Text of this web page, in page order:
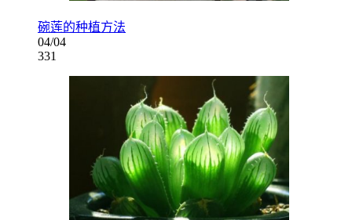
碗莲的种植方法
04/04
331